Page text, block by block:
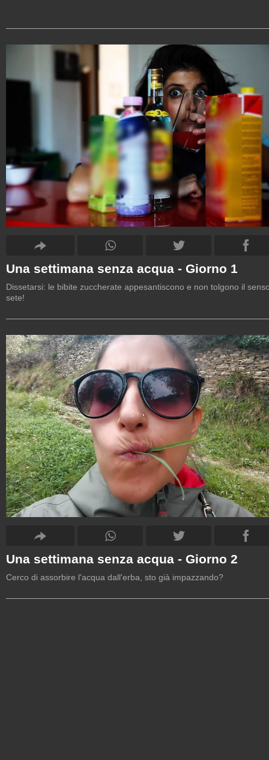
Una settimana senza acqua - Giorno 1
Dissetarsi: le bibite zuccherate appesantiscono e non tolgono il
sete!
Una settimana senza acqua - Giorno 2
Cerco di assorbire l'acqua dall'erba, sto già impazzando?